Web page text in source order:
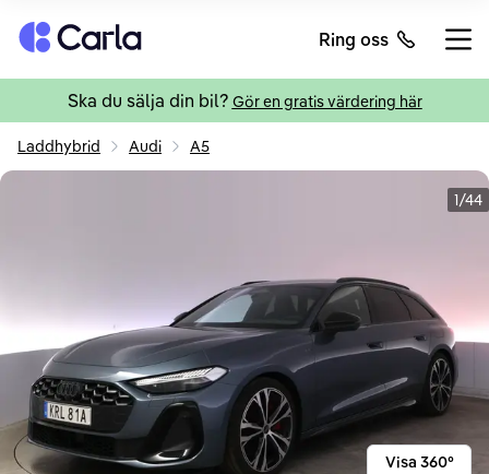
Tillbaka till startsidan Ring oss
Ska du sälja din bil? Gör en gratis värdering här
Laddhybrid Audi A5
1/44
Visa 360°